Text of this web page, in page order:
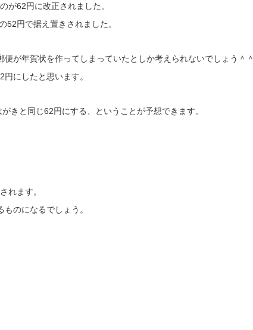
が62円に改正されました。
52円で据え置きされました。
が年賀状を作ってしまっていたとしか考えられないでしょう＾＾
にしたと思います。
きと同じ62円にする、ということが予想できます。
れます。
のになるでしょう。